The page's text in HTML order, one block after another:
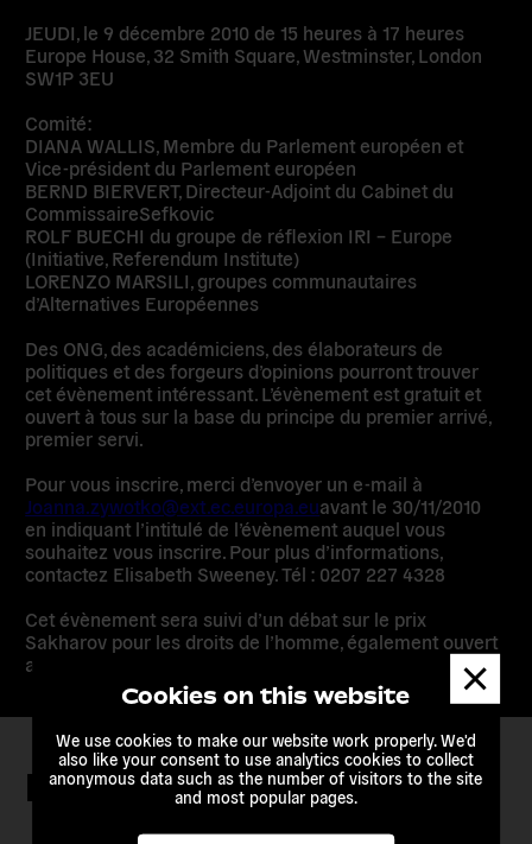
Cookies on this website
We use cookies to make our website work properly. We'd
also like your consent to use analytics cookies to collect
anonymous data such as the number of visitors to the site
and most popular pages.
JEUDI, le 9 décembre 2010 de 15 heures à 17 heures
Europe House, 32 Smith Square, Westminster, London
SW1P 3EU
Comité:
DIANA WALLIS, Membre du Parlement européen et
Vice-président du Parlement européen
BERND BIERVERT, Directeur-Adjoint du Cabinet du
CommissaireSefkovic
ROLF BUECHI du groupe de réflexion IRI – Europe
(Initiative, Referendum Institute)
LORENZO MARSILI, groupes communautaires
d’Alternatives Européennes
Des ONG, des académiciens, des élaborateurs de
politiques et des forgeurs d’opinions pourront trouver
cet évènement intéressant. L’évènement est gratuit et
ouvert à tous sur la base du principe du premier arrivé,
premier servi.
Pour vous inscrire, merci d’envoyer un e-mail à
Joanna.zywotko@ext.ec.europa.euavant le 30/11/2010
en indiquant l’intitulé de l’évènement auquel vous
souhaitez vous inscrire. Pour plus d’informations,
contactez Elisabeth Sweeney. Tél : 0207 227 4328
Cet évènement sera suivi d’un débat sur le prix
Sakharov pour les droits de l’homme, également ouvert
au public.
Keep in touch